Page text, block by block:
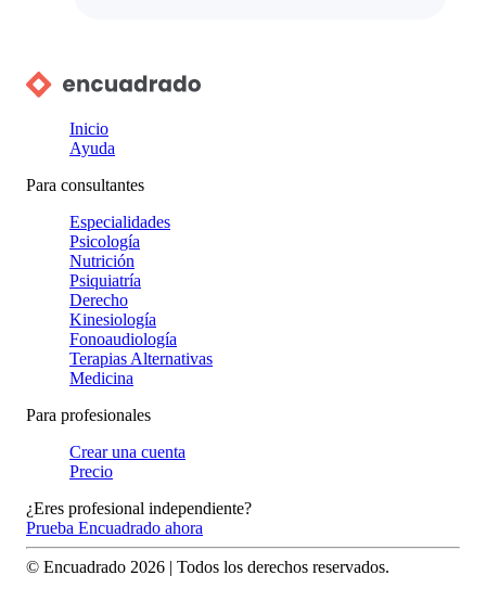
Inicio
Ayuda
Para consultantes
Especialidades
Psicología
Nutrición
Psiquiatría
Derecho
Kinesiología
Fonoaudiología
Terapias Alternativas
Medicina
Para profesionales
Crear una cuenta
Precio
¿Eres profesional independiente?
Prueba Encuadrado ahora
© Encuadrado 2026 | Todos los derechos reservados.